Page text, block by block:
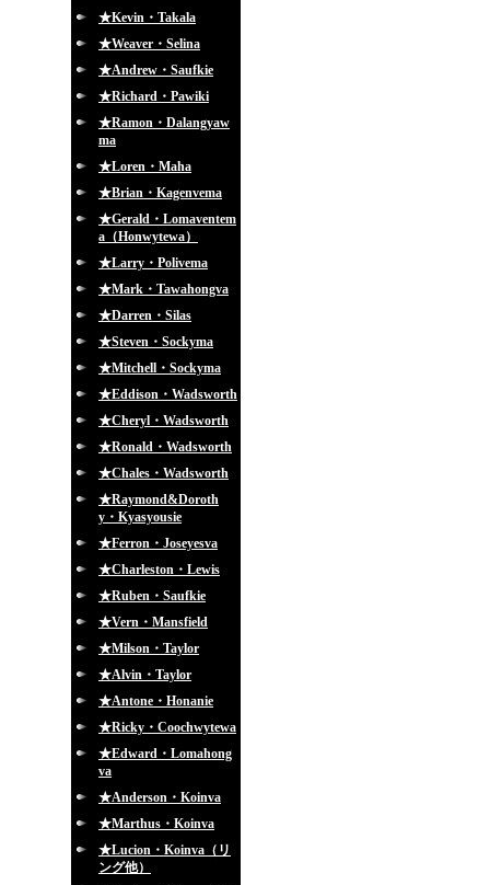
★Kevin・Takala
★Weaver・Selina
★Andrew・Saufkie
★Richard・Pawiki
★Ramon・Dalangyaw
ma
★Loren・Maha
★Brian・Kagenvema
★Gerald・Lomaventem
a（Honwytewa）
★Larry・Polivema
★Mark・Tawahongva
★Darren・Silas
★Steven・Sockyma
★Mitchell・Sockyma
★Eddison・Wadsworth
★Cheryl・Wadsworth
★Ronald・Wadsworth
★Chales・Wadsworth
★Raymond&Doroth
y・Kyasyousie
★Ferron・Joseyesva
★Charleston・Lewis
★Ruben・Saufkie
★Vern・Mansfield
★Milson・Taylor
★Alvin・Taylor
★Antone・Honanie
★Ricky・Coochwytewa
★Edward・Lomahong
va
★Anderson・Koinva
★Marthus・Koinva
★Lucion・Koinva（リ
ング他）